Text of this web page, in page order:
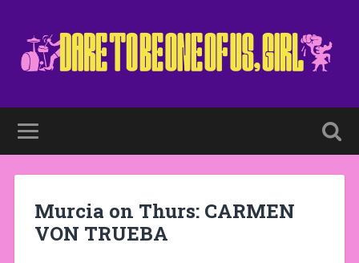
Murcia on Thurs: CARMEN
VON TRUEBA